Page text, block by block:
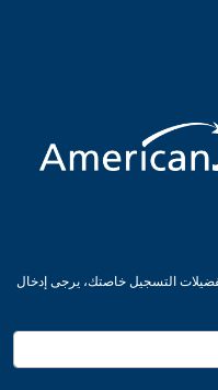
التسجيل خاصتك، يرجى إدخال